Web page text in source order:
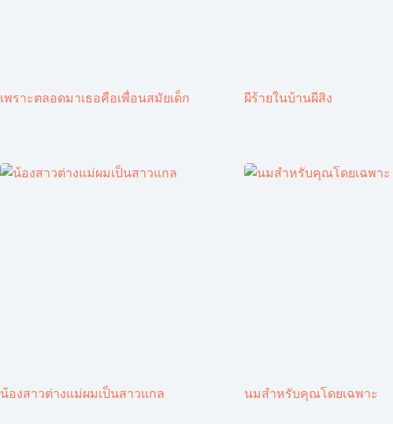
เพราะตลอดมาเธอคือเพื่อนสมัยเด็ก ผีร้ายในบ้านผีสิง
น้องสาวต่างแม่ผมเป็นสาวแกล นมสำหรับคุณโดยเฉพาะ